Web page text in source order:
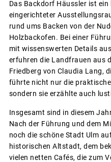
Das Backdorf Häussler ist
eingerichteter
rund ums Backen von der
Holzbackofen. Bei einer
mit wissenswerten Details
erfuhren die Landfrauen aus
Friedberg von Claudia Lang,
führte nicht nur die
sondern sie erzählte auch
Insgesamt sind in diesem
Nach der Führung und dem
noch die schöne Stadt Ulm
historischen Altstadt, dem
vielen netten Cafés, die zum